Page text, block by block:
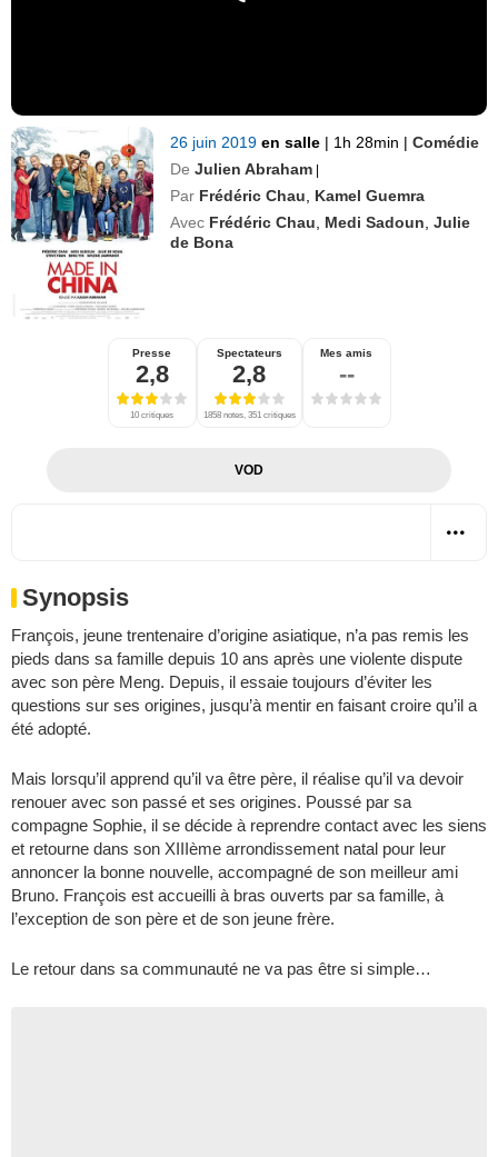
26 juin 2019en salle | 1h 28min | Comédie
De Julien Abraham |
Par Frédéric Chau
Kamel Guemra
Avec Frédéric Chau Medi Sadoun ,Julie
de Bona
Presse
2,8
10 critiques
Spectateurs
2,8
1858 notes, 351 critiques
Mes amis
--
VOD
Synopsis
François, jeune trentenaire d’origine asiatique, n’a pas remis les
pieds dans sa famille depuis 10 ans après une violente dispute
avec son père Meng. Depuis, il essaie toujours d’éviter les
questions sur ses origines, jusqu’à mentir en faisant croire qu’il a
été adopté.
Mais lorsqu’il apprend qu’il va être père, il réalise qu’il va devoir
renouer avec son passé et ses origines. Poussé par sa
compagne Sophie, il se décide à reprendre contact avec les siens
et retourne dans son XIIIème arrondissement natal pour leur
annoncer la bonne nouvelle, accompagné de son meilleur ami
Bruno. François est accueilli à bras ouverts par sa famille, à
l’exception de son père et de son jeune frère.
Le retour dans sa communauté ne va pas être si simple…